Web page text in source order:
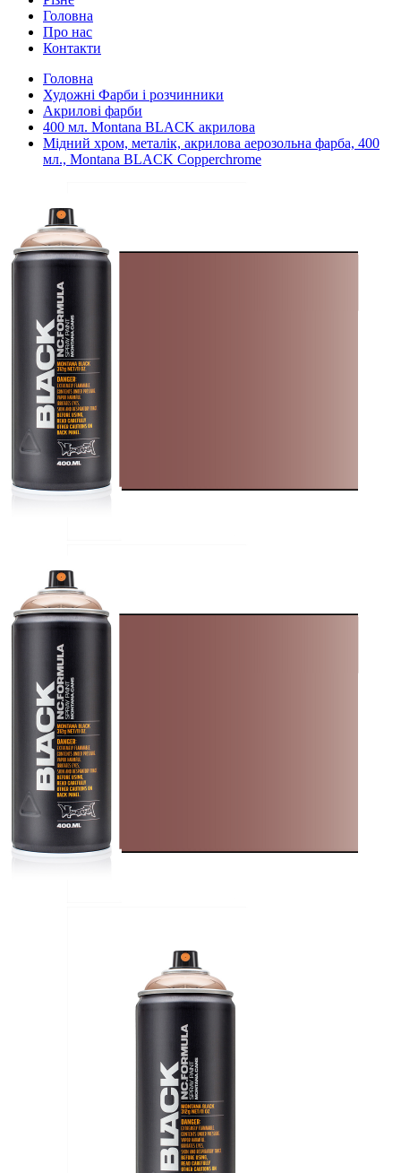
Головна
Про нас
Контакти
Головна
Художні Фарби і розчинники
Акрилові фарби
400 мл. Montana BLACK акрилова
Мідний хром, металік, акрилова аерозольна фарба, 400
мл., Montana BLACK Copperchrome